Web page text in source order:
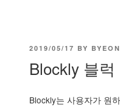
POSTED
ON
2019/05/17 BY
Blockly 블럭
Blockly는 사용자가 원